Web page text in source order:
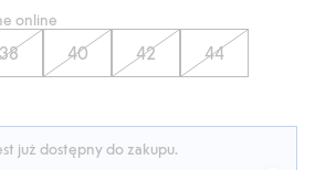
online
38 40 42 44
już dostępny do zakupu.